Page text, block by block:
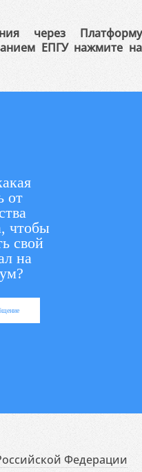
через Платформу
ЕПГУ нажмите на
от
чтобы
свой
на
Федерации